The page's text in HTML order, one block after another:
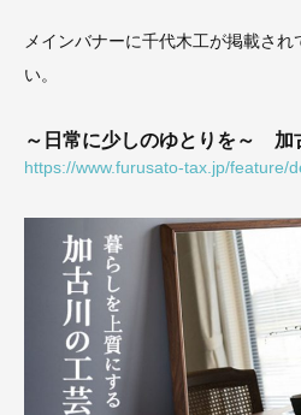
メインバナーに千代木工が掲載され
い。
～日常に少しのゆとりを～ 加
https://www.furusato-tax.jp/feature/